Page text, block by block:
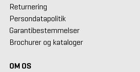
Returnering
Persondatapolitik
Garantibestemmelser
Brochurer og kataloger
OM OS